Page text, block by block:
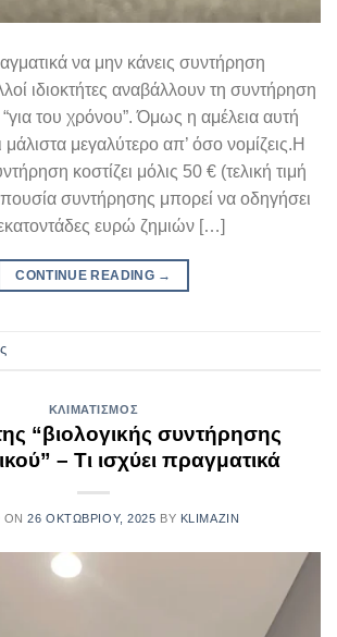
να μην κάνεις συντήρηση
ιδιοκτήτες αναβάλλουν τη συντήρηση
“για του χρόνου”. Όμως η αμέλεια αυτή
μεγαλύτερο απ’ όσο νομίζεις.Η
κοστίζει μόλις 50 € (τελική τιμή
συντήρησης μπορεί να οδηγήσει
ευρώ ζημιών […]
CONTINUE READING →
ΚΛΙΜΑΤΙΣΜΌΣ
“βιολογικής συντήρησης
– Τι ισχύει πραγματικά
ON26 ΟΚΤΩΒΡΊΟΥ, 2025 BY KLIMAZIN